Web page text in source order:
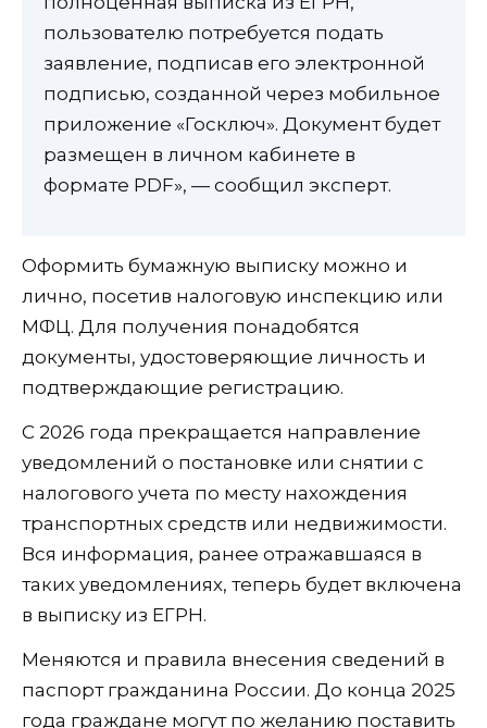
пользователю потребуется подать
заявление, подписав его электронной
подписью, созданной через мобильное
приложение «Госключ». Документ будет
размещен в личном кабинете в
формате PDF», — сообщил эксперт.
Оформить бумажную выписку можно и
лично, посетив налоговую инспекцию или
МФЦ. Для получения понадобятся
документы, удостоверяющие личность и
подтверждающие регистрацию.
С 2026 года прекращается направление
уведомлений о постановке или снятии с
налогового учета по месту нахождения
транспортных средств или недвижимости.
Вся информация, ранее отражавшаяся в
таких уведомлениях, теперь будет включена
в выписку из ЕГРН.
Меняются и правила внесения сведений в
паспорт гражданина России. До конца 2025
года граждане могут по желанию поставить